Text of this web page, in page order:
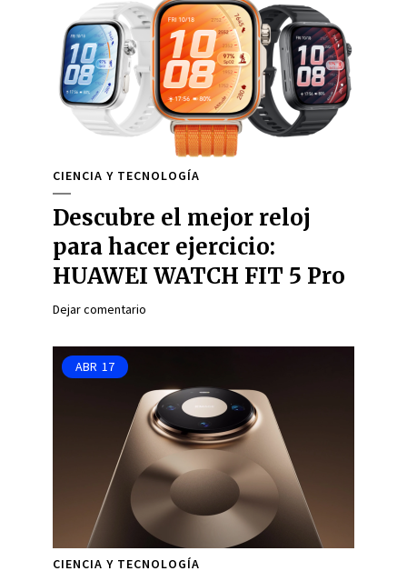
CIENCIA Y TECNOLOGÍA
Descubre el mejor reloj
para hacer ejercicio:
HUAWEI WATCH FIT 5 Pro
Dejar comentario
ABR 17
CIENCIA Y TECNOLOGÍA